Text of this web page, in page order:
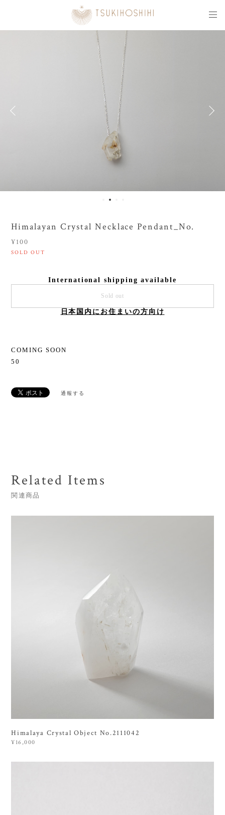
Himalayan Crystal Necklace Pendant_No.
¥100
SOLD OUT
International shipping available
Sold out
日本国内にお住まいの方向け
COMING SOON
50
通報する
Related Items
関連商品
Himalaya Crystal Object No.2111042
¥16,000